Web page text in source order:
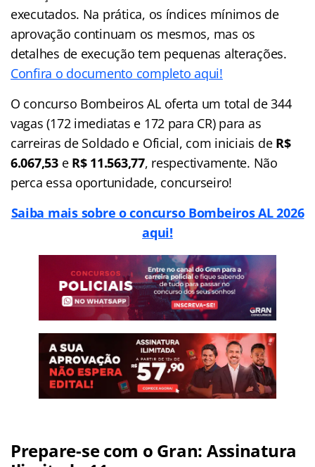
executados. Na prática, os índices mínimos de
aprovação continuam os mesmos, mas os
detalhes de execução tem pequenas alterações.
Confira o documento completo aqui!
O concurso Bombeiros AL oferta um total de 344
vagas (172 imediatas e 172 para CR) para as
carreiras de Soldado e Oficial, com iniciais de R$
6.067,53e R$ 11.563,77, respectivamente. Não
perca essa oportunidade, concurseiro!
Saiba mais sobre o concurso Bombeiros AL 2026
aqui!
Prepare-se com o Gran: Assinatura